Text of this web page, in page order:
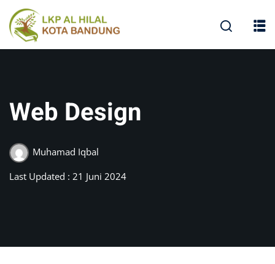
Web Design
Muhamad Iqbal
Last Updated : 21 Juni 2024